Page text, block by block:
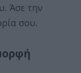
Άσε την
σου.